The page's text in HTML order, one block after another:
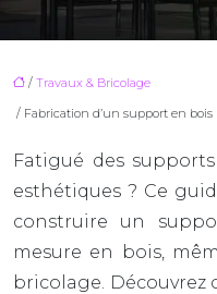
/ Travaux & Bricolage
/ Fabrication d’un support en
Fatigué des
esthétiques ? Ce
construire un
mesure en bois,
bricolage.